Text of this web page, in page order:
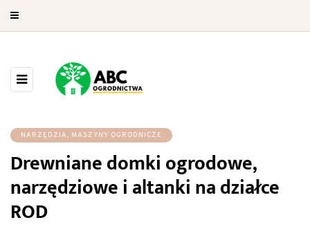
NARZĘDZIA, MASZYNY OGRODNICZE
Drewniane domki ogrodowe,
narzędziowe i altanki na działce
ROD